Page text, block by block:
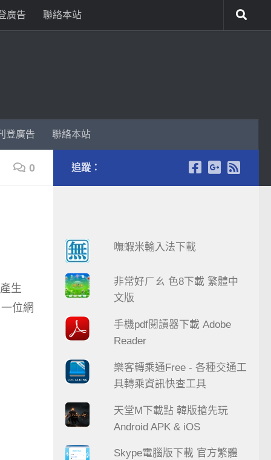
廣告 聯絡本站
登廣告 聯絡本站
0
生
位網
追蹤：
嘸蝦米輸入法下載
非常好ㄏㄠ 色8下載 繁體中
文版
手機pdf閱讀器下載 Adobe
Reader
樂客轉乘通Free - 各種交通工
具轉乘資訊快查工具
天堂M下載點 韓版搶先玩
Android APK & iOS
Skype電腦版下載 官方繁體